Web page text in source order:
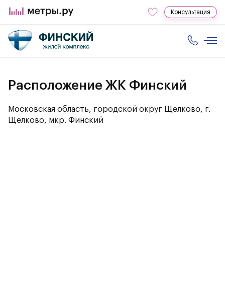
Консультация
Расположение ЖК Финский
Московская область, городской округ Щелково, г.
Щелково, мкр. Финский